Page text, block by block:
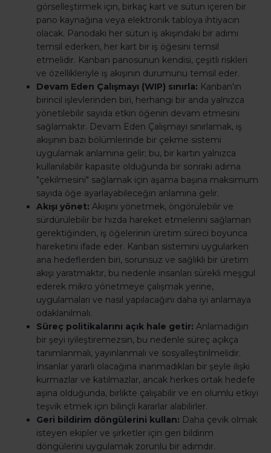
görselleştirmek için, birkaç kart ve sütun içeren bir
pano kaynağına veya elektronik tabloya ihtiyacın
olacak. Panodaki her sütun iş akışındaki bir adımı
temsil ederken, her kart bir iş öğesini temsil
etmelidir. Kanban panosunun kendisi, çeşitli riskleri
ve özellikleriyle iş akışının durumunu temsil eder.
Devam Eden Çalışmayı (WIP) sınırla: Kanban'ın
birincil işlevlerinden biri, herhangi bir anda yalnızca
yönetilebilir sayıda etkin öğenin devam etmesini
sağlamaktır. Devam Eden Çalışmayı sınırlamak, iş
akışının bazı bölümlerinde bir çekme sistemi
uygulamak anlamına gelir; bu, bir kartın yalnızca
kullanılabilir kapasite olduğunda bir sonraki adıma
"çekilmesini" sağlamak için aşama başına maksimum
sayıda öğe ayarlayabileceğin anlamına gelir.
Akışı yönet: Akışını yönetmek, öngörülebilir ve
sürdürülebilir bir hızda hareket etmelerini sağlaman
gerektiğinden, iş öğelerinin üretim süreci boyunca
hareketini ifade eder. Kanban sistemini uygularken
ana hedeflerden biri, sorunsuz ve sağlıklı bir üretim
akışı yaratmaktır, bu nedenle insanları sürekli meşgul
ederek mikro yönetmeye çalışmak yerine,
uygulamaları ve nasıl yapılacağını daha iyi anlamaya
odaklanılmalı.
Süreç politikalarını açık hale getir: Anlamadığın
bir şeyi iyileştiremezsin, bu nedenle süreç açıkça
tanımlanmalı, yayınlanmalı ve sosyalleştirilmelidir.
İnsanlar yararlı olacağına inanmadıkları bir şeyle ilişki
kurmazlar ve katılmazlar, ancak herkes ortak hedefe
aşina olduğunda, birlikte çalışabilir ve en olumlu etkiyi
teşvik etmek için bilinçli kararlar alabilirler.
Geri bildirim döngülerini kullan: Daha çevik olmak
isteyen ekipler ve şirketler için geri bildirim
döngülerini uygulamak zorunlu bir adımdır.